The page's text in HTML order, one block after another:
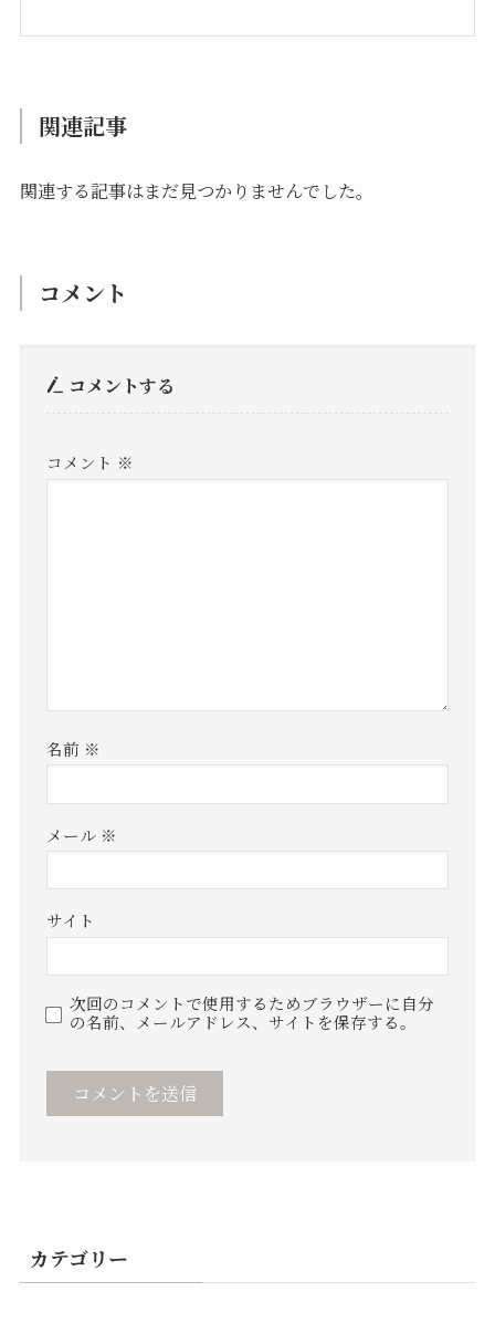
関連記事
関連する記事はまだ見つかりませんでした。
コメント
コメントする
コメント ※
名前 ※
メール ※
サイト
次回のコメントで使用するためブラウザーに自分
の名前、メールアドレス、サイトを保存する。
カテゴリー